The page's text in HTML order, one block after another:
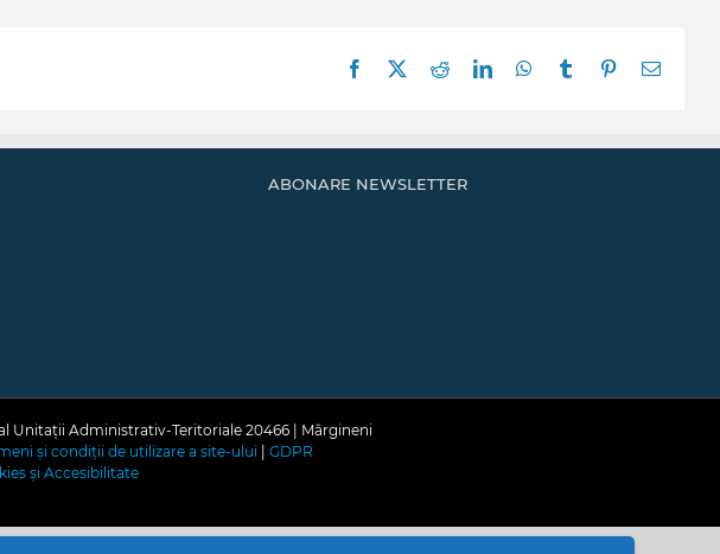
Facebook RedditLinkedInWhatsApp
Tumblr Pinterest
E-
ABONARE NEWSLETTER
Unitații Administrativ-Teritoriale 20466 | Mărgineni
și condiții de utilizare a site-ului
GDPR
și Accesibilitate